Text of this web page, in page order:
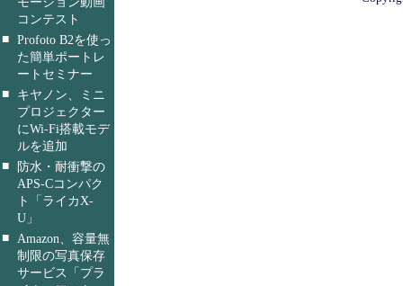
コンテスト
■ Profoto B2を使っ
た簡単ポートレ
ートセミナー
■
キヤノン、ミニ
プロジェクター
にWi-Fi搭載モデ
ルを追加
■
防水・耐衝撃の
APS-Cコンパク
ト「ライカX-
U」
■
Amazon、容量無
制限の写真保存
サービス「プラ